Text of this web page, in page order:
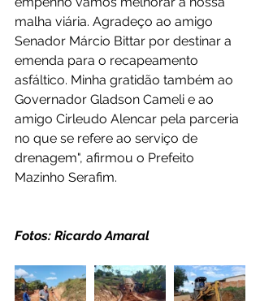
malha viária. Agradeço ao amigo
Senador Márcio Bittar por destinar a
emenda para o recapeamento
asfáltico. Minha gratidão também ao
Governador Gladson Cameli e ao
amigo Cirleudo Alencar pela parceria
no que se refere ao serviço de
drenagem", afirmou o Prefeito
Mazinho Serafim.
Fotos: Ricardo Amaral